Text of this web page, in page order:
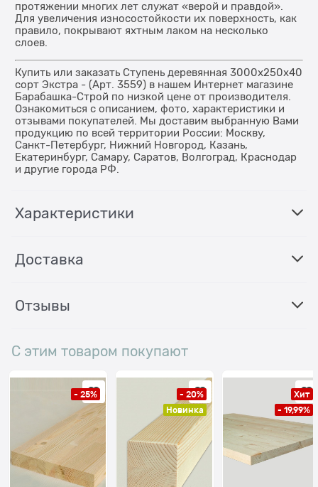
протяжении многих лет служат «верой и правдой».
Для увеличения износостойкости их поверхность, как
правило, покрывают яхтным лаком на несколько
слоев.
Купить или заказать Ступень деревянная 3000x250x40
сорт Экстра - (Арт. 3559) в нашем Интернет магазине
Барабашка-Строй по низкой цене от производителя.
Ознакомиться с описанием, фото, характеристики и
отзывами покупателей. Мы доставим выбранную Вами
продукцию по всей территории России: Москву,
Санкт-Петербург, Нижний Новгород, Казань,
Екатеринбург, Самару, Саратов, Волгоград, Краснодар
и другие города РФ.
Характеристики
Доставка
Отзывы
С этим товаром покупают
- 25%
- 20%
Новинка
Хит
- 19,99%